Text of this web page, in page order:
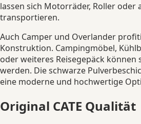
lassen sich Motorräder, Roller oder
transportieren.
Auch Camper und Overlander
Konstruktion. Campingmöbel,
oder weiteres Reisegepäck
werden. Die schwarze
eine moderne und hochwertige
Original CATE Qualität